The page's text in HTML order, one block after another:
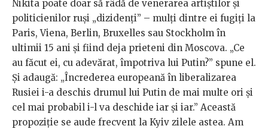
Nikita poate doar să râdă de venerarea artiștilor și
politicienilor ruși „dizidenți” – mulți dintre ei fugiți la
Paris, Viena, Berlin, Bruxelles sau Stockholm în
ultimii 15 ani și fiind deja prieteni din Moscova. „Ce
au făcut ei, cu adevărat, împotriva lui Putin?” spune el.
Și adaugă: „Încrederea europeană în liberalizarea
Rusiei i-a deschis drumul lui Putin de mai multe ori și
cel mai probabil i-l va deschide iar și iar.” Această
propoziție se aude frecvent la Kyiv zilele astea. Am